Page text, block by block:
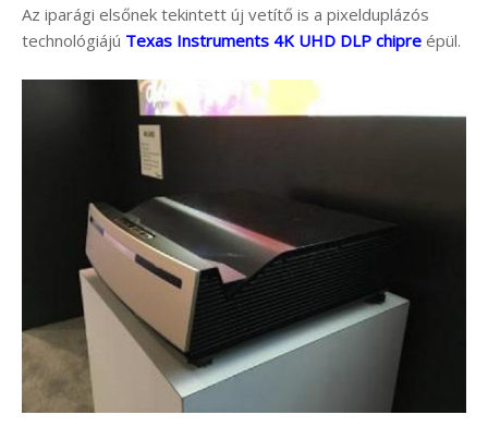
Az iparági elsőnek tekintett új vetítő is a pixelduplázós
technológiájú Texas Instruments 4K UHD DLP chipre épül.